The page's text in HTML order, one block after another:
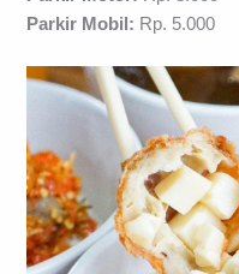
Parkir Mobil: Rp. 5.000